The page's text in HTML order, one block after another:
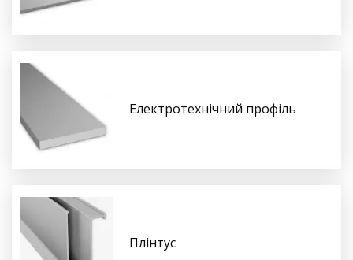
Електротехнічний профіль
Плінтус